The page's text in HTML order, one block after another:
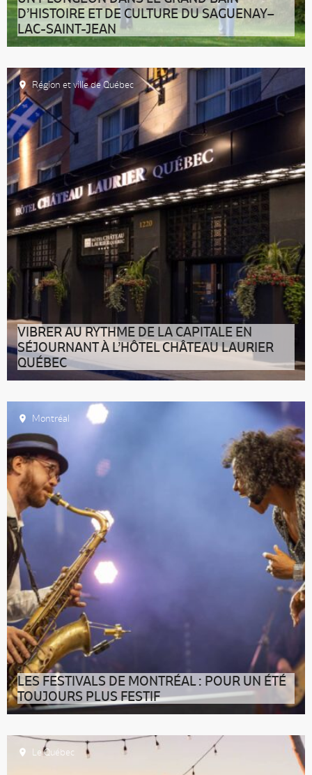
D’HISTOIRE ET DE CULTURE DU SAGUENAY–
LAC-SAINT-JEAN
Si ses espaces naturels démesurés fascinent, n’oublions
pas que le Saguenay–Lac-
Région et ville de Québec
VIBRER AU RYTHME DE LA CAPITALE EN
SÉJOURNANT À L’HÔTEL CHÂTEAU LAURIER
QUÉBEC
Quoi de mieux, pour se fondre dans la beauté et
l’énergie d’une destination, que
Montréal
LES FESTIVALS DE MONTRÉAL : POUR UN ÉTÉ
TOUJOURS PLUS FESTIF
15 événements d’été immanquables à Montréal, la
capitale des festivals ! Visiter
Le Québec